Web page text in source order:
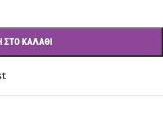
ΣΤΟ ΚΑΛΆΘΙ